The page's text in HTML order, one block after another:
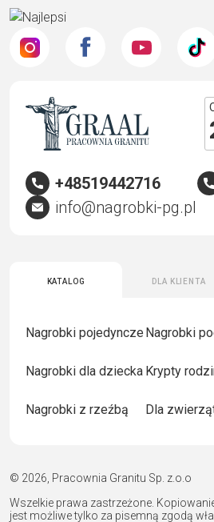
Katalog Dla klienta
Nagrobki pojedyncze Nagrobki
Nagrobki dla dziecka Krypty
Nagrobki z rzeźbą Dla
+48519442716
info@nagrobki-pg.pl
Wszelkie prawa zastrzeżone.
jest możliwe tylko za pisemną zgodą
© 2026, Pracownia Granitu Sp. z.o.o